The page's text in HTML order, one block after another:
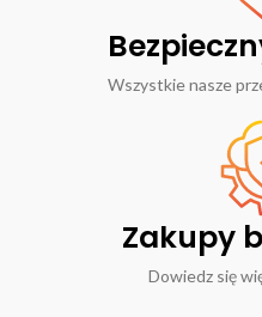
Wszystkie nasze
Zakupy
Dowiedz się